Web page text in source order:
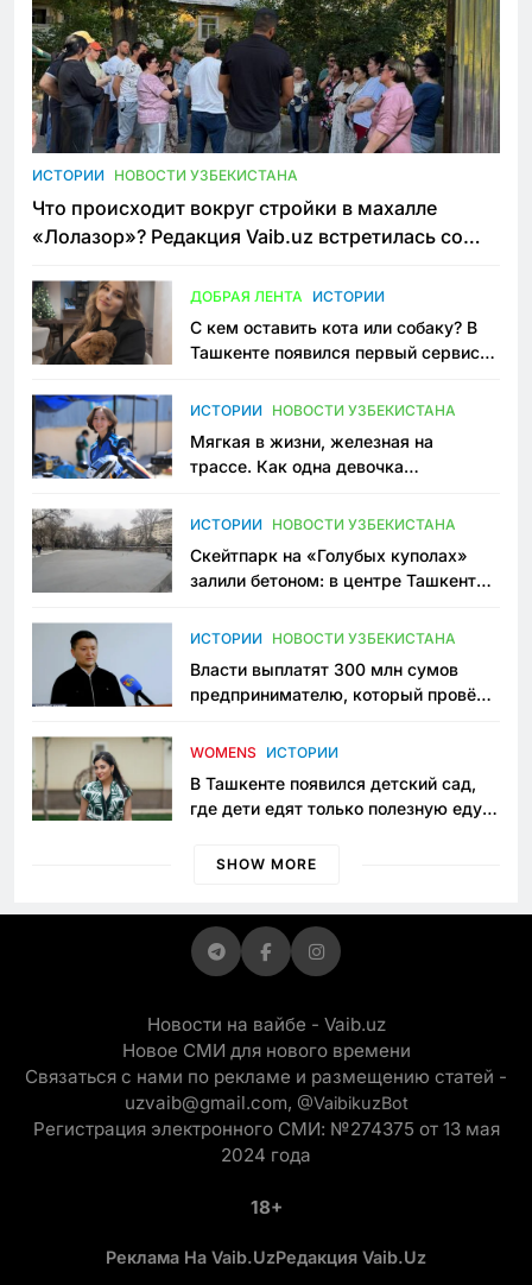
ИСТОРИИ НОВОСТИ УЗБЕКИСТАНА
Что происходит вокруг стройки в махалле
«Лолазор»? Редакция Vaib.uz встретилась со
ДОБРАЯ ЛЕНТА ИСТОРИИ
С кем оставить кота или собаку? В
Ташкенте появился первый сервис
ИСТОРИИ НОВОСТИ УЗБЕКИСТАНА
Мягкая в жизни, железная на
трассе. Как одна девочка
Узбекистане
ИСТОРИИ НОВОСТИ УЗБЕКИСТАНА
Скейтпарк на «Голубых куполах»
залили бетоном: в центре Ташкента
пространство
ИСТОРИИ НОВОСТИ УЗБЕКИСТАНА
Власти выплатят 300 млн сумов
предпринимателю, который провёл
приговору
WOMENS ИСТОРИИ
В Ташкенте появился детский сад,
где дети едят только полезную еду.
просить «кашу без сахара»
SHOW MORE
Новости на вайбе - Vaib.uz
Новое СМИ для нового времени
Связаться с нами по рекламе и размещению статей -
uzvaib@gmail.com, @VaibikuzBot
Регистрация электронного СМИ: №274375 от 13 мая
2024 года
18+
Реклама На Vaib.uzРедакция Vaib.uz